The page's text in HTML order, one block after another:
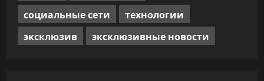
социальные сети
технологии
эксклюзив
эксклюзивные новости